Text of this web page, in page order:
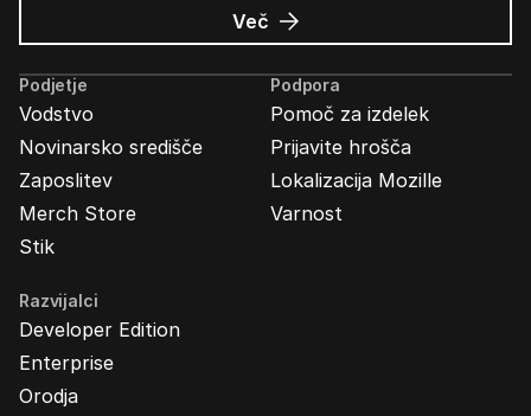
Več o
Oglasi
Mozilla
Podjetje
Vodstvo
Novinarsko središče
Zaposlitev
Merch Store
Stik
Podpora
Pomoč za izdelek
Prijavite hrošča
Lokalizacija Mozille
Varnost
Razvijalci
Developer Edition
Enterprise
Orodja